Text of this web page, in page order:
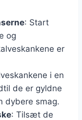
: Start
og
er
i en
de er gyldne
dybere smag.
: Tilsæt de